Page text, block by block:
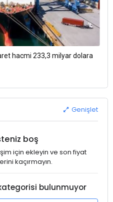
hacmi 233,3 milyar dolara
Genişlet
boş
için ekleyin ve son fiyat
kaçırmayın.
bulunmuyor